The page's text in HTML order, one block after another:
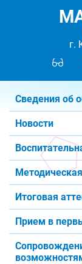
г.
Сведения об
Новости
Итоговая
Прием в